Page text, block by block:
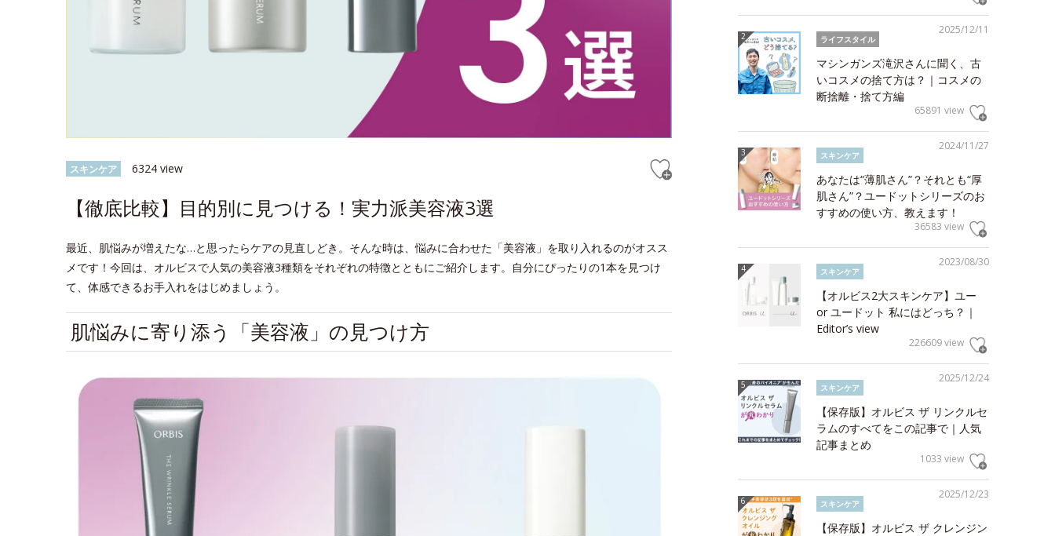
スキンケア 6324 view
【徹底比較】目的別に見つける！実力派美容液3選
最近、肌悩みが増えたな…と思ったらケアの見直しどき。そんな時は、悩みに合わせた「美容液」を取り入れるのがオスス
メです！今回は、オルビスで人気の美容液3種類をそれぞれの特徴とともにご紹介します。自分にぴったりの1本を見つけ
て、体感できるお手入れをはじめましょう。
肌悩みに寄り添う「美容液」の見つけ方
2025/12/11
ライフスタイル
マシンガンズ滝沢さんに聞く、古
いコスメの捨て方は？｜コスメの
断捨離・捨て方編
65891 view
2024/11/27
スキンケア
あなたは“薄肌さん”？それとも“厚
肌さん”？ユードットシリーズのお
すすめの使い方、教えます！
36583 view
2023/08/30
スキンケア
【オルビス2大スキンケア】ユー
or ユードット 私にはどっち？｜
Editor’s view
226609 view
2025/12/24
スキンケア
【保存版】オルビス ザ リンクルセ
ラムのすべてをこの記事で｜人気
記事まとめ
1033 view
2025/12/23
スキンケア
【保存版】オルビス ザ クレンジン